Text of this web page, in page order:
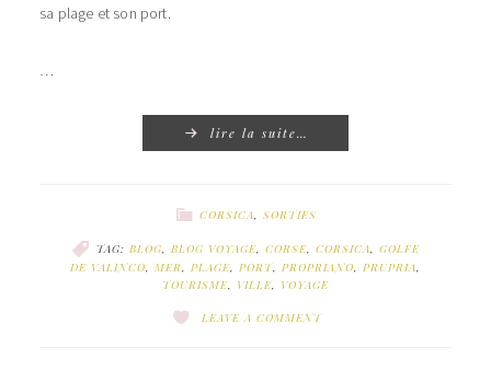
sa plage et son port.
…
lire la suite…
CORSICA, SORTIES
TAG: BLOG BLOG VOYAGE CORSE CORSICA
GOLFE
DE VALINCO
MER PLAGE PORT PROPRIANO PRUPRIA
TOURISME
VILLE VOYAGE
LEAVE A COMMENT